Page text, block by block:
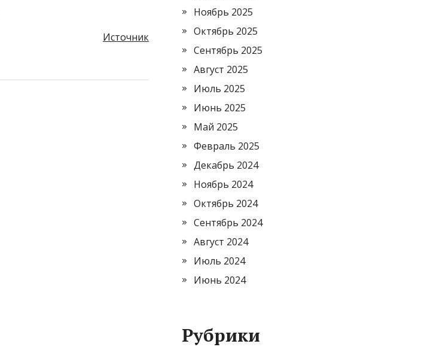
Источник
Ноябрь 2025
Октябрь 2025
Сентябрь 2025
Август 2025
Июль 2025
Июнь 2025
Май 2025
Февраль 2025
Декабрь 2024
Ноябрь 2024
Октябрь 2024
Сентябрь 2024
Август 2024
Июль 2024
Июнь 2024
Рубрики